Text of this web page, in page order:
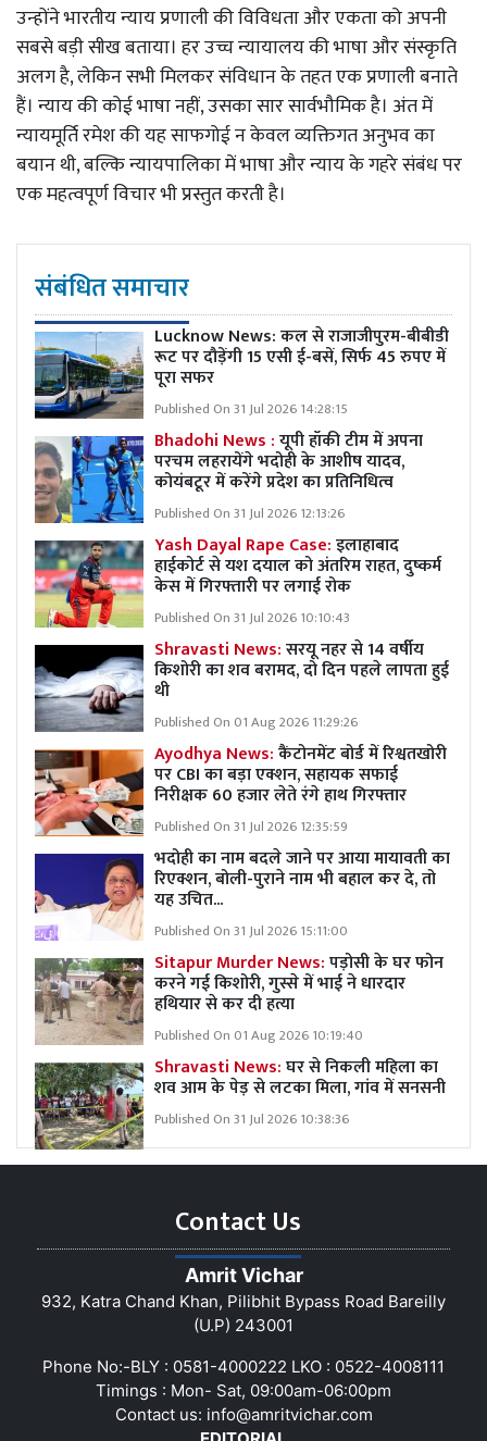
उन्होंने भारतीय न्याय प्रणाली की विविधता और एकता को अपनी
सबसे बड़ी सीख बताया। हर उच्च न्यायालय की भाषा और संस्कृति
अलग है, लेकिन सभी मिलकर संविधान के तहत एक प्रणाली बनाते
हैं। न्याय की कोई भाषा नहीं, उसका सार सार्वभौमिक है। अंत में
न्यायमूर्ति रमेश की यह साफगोई न केवल व्यक्तिगत अनुभव का
बयान थी, बल्कि न्यायपालिका में भाषा और न्याय के गहरे संबंध पर
एक महत्वपूर्ण विचार भी प्रस्तुत करती है।
संबंधित समाचार
Lucknow News:कल से राजाजीपुरम-बीबीडी
रूट पर दौड़ेंगी 15 एसी ई-बसें, सिर्फ 45 रुपए में
पूरा सफर
Published On 31 Jul 2026 14:28:15
Bhadohi News :यूपी हॉकी टीम में अपना
परचम लहरायेंगे भदोही के आशीष यादव,
कोयंबटूर में करेंगे प्रदेश का प्रतिनिधित्व
Published On 31 Jul 2026 12:13:26
Yash Dayal Rape Case:इलाहाबाद
हाईकोर्ट से यश दयाल को अंतरिम राहत, दुष्कर्म
केस में गिरफ्तारी पर लगाई रोक
Published On 31 Jul 2026 10:10:43
Shravasti News:सरयू नहर से 14 वर्षीय
किशोरी का शव बरामद, दो दिन पहले लापता हुई
थी
Published On 01 Aug 2026 11:29:26
Ayodhya News:कैंटोनमेंट बोर्ड में रिश्वतखोरी
पर CBI का बड़ा एक्शन, सहायक सफाई
निरीक्षक 60 हजार लेते रंगे हाथ गिरफ्तार
Published On 31 Jul 2026 12:35:59
भदोही का नाम बदले जाने पर आया मायावती का
रिएक्शन, बोली-पुराने नाम भी बहाल कर दे, तो
यह उचित...
Published On 31 Jul 2026 15:11:00
Sitapur Murder News:पड़ोसी के घर फोन
करने गई किशोरी, गुस्से में भाई ने धारदार
हथियार से कर दी हत्या
Published On 01 Aug 2026 10:19:40
Shravasti News:घर से निकली महिला का
शव आम के पेड़ से लटका मिला, गांव में सनसनी
Published On 31 Jul 2026 10:38:36
Contact Us
Amrit Vichar
932, Katra Chand Khan, Pilibhit Bypass Road Bareilly
(U.P) 243001
Phone No:-BLY : 0581-4000222 LKO : 0522-4008111
Timings : Mon- Sat, 09:00am-06:00pm
Contact us: info@amritvichar.com